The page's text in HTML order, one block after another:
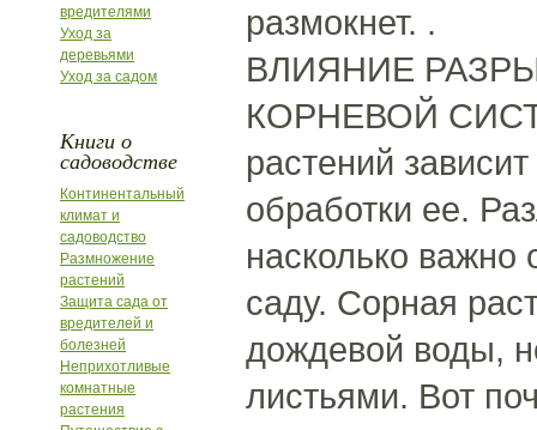
вредителями
Уход за
деревьями
Уход за садом
Книги о
садоводстве
Континентальный
климат и
садоводство
Размножение
растений
Защита сада от
вредителей и
болезней
Неприхотливые
комнатные
растения
размокнет. .
ВЛИЯНИЕ
КОРНЕВОЙ
растений
обработки ее.
насколько
саду. Сорная
дождевой воды,
листьями. Вот